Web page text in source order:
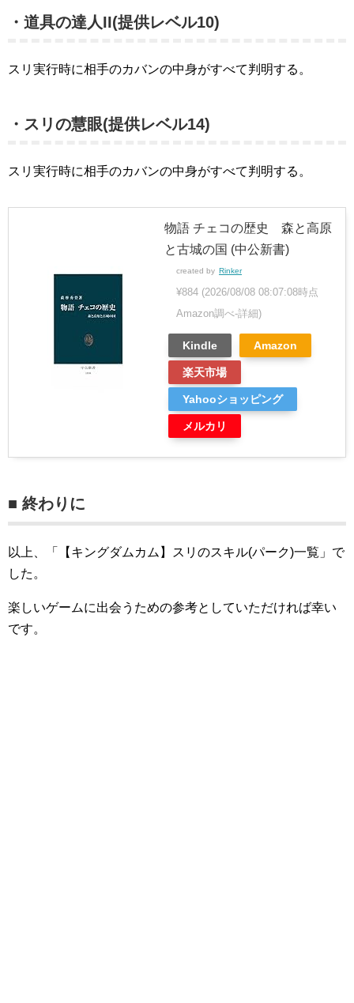
・道具の達人II(提供レベル10)
スリ実行時に相手のカバンの中身がすべて判明する。
・スリの慧眼(提供レベル14)
スリ実行時に相手のカバンの中身がすべて判明する。
物語 チェコの歴史 森と高原
と古城の国 (中公新書)
created by Rinker
¥884 (2026/08/08 08:07:08時点
Amazon調べ-詳細)
Kindle Amazon
楽天市場
Yahooショッピング
メルカリ
■ 終わりに
以上、「【キングダムカム】スリのスキル(パーク)一覧」で
した。
楽しいゲームに出会うための参考としていただければ幸い
です。